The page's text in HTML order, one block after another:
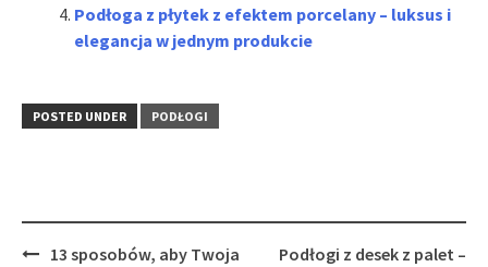
Podłoga z płytek z efektem porcelany – luksus i
elegancja w jednym produkcie
POSTED UNDER PODŁOGI
Post13 sposobów, aby Twoja
Podłogi z desek z palet –